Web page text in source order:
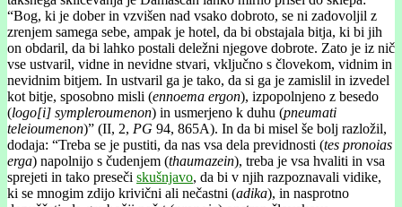
“Bog, ki je dober in vzvišen nad vsako dobroto, se ni zadovoljil z
zrenjem samega sebe, ampak je hotel, da bi obstajala bitja, ki bi jih
on obdaril, da bi lahko postali deležni njegove dobrote. Zato je iz nič
vse ustvaril, vidne in nevidne stvari, vključno s človekom, vidnim in
nevidnim bitjem. In ustvaril ga je tako, da si ga je zamislil in izvedel
kot bitje, sposobno misli (ennoema ergon), izpopolnjeno z besedo
(logo[i] sympleroumenon) in usmerjeno k duhu (pneumati
teleioumenon)” (II, 2, PG 94, 865A). In da bi misel še bolj razložil,
dodaja: “Treba se je pustiti, da nas vsa dela previdnosti (tes pronoias
erga) napolnijo s čudenjem (thaumazein), treba je vsa hvaliti in vsa
sprejeti in tako preseči skušnjavo, da bi v njih razpoznavali vidike,
ki se mnogim zdijo krivični ali nečastni (adika), in nasprotno